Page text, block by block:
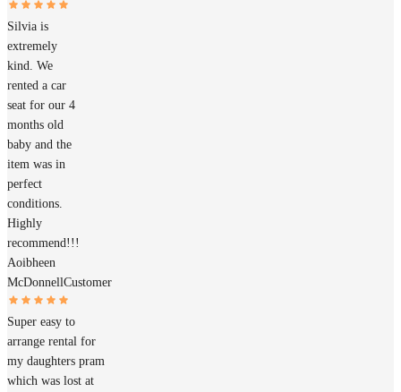
Silvia is
extremely
kind. We
rented a car
seat for our 4
months old
baby and the
item was in
perfect
conditions.
Highly
recommend!!!
Aoibheen
McDonnellCustomer
Super easy to
arrange rental for
my daughters pram
which was lost at